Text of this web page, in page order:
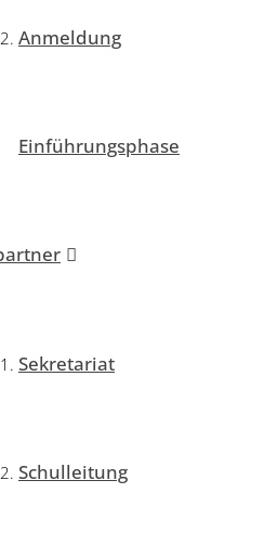
Anmeldung
Einführungsphase
Sekretariat
Schulleitung